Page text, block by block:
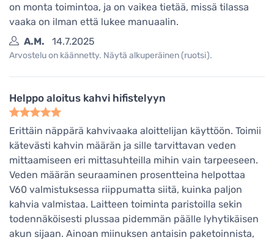
on monta toimintoa, ja on vaikea tietää, missä tilassa
vaaka on ilman että lukee manuaalin.
A.M.
14.7.2025
Arvostelu on käännetty. Näytä alkuperäinen (ruotsi).
Helppo aloitus kahvi hifistelyyn
Erittäin näppärä kahvivaaka aloittelijan käyttöön. Toimii
kätevästi kahvin määrän ja sille tarvittavan veden
mittaamiseen eri mittasuhteilla mihin vain tarpeeseen.
Veden määrän seuraaminen prosentteina helpottaa
V60 valmistuksessa riippumatta siitä, kuinka paljon
kahvia valmistaa. Laitteen toiminta paristoilla sekin
todennäköisesti plussaa pidemmän päälle lyhytikäisen
akun sijaan. Ainoan miinuksen antaisin paketoinnista,